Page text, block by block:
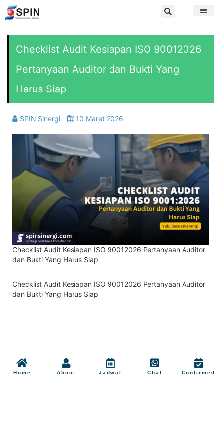
Checklist Audit Kesiapan ISO 90012026
Pertanyaan Auditor dan Bukti Yang
Harus Siap
SPIN Sinergi 10 Maret 2026
Checklist Audit Kesiapan ISO 90012026 Pertanyaan Auditor
dan Bukti Yang Harus Siap
Checklist Audit Kesiapan ISO 90012026 Pertanyaan Auditor
dan Bukti Yang Harus Siap
Home About Jadwal Chat Confirmed